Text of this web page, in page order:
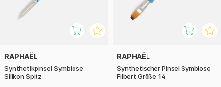
RAPHAËL
Synthetikpinsel Symbiose
Silikon Spitz
RAPHAËL
Synthetischer Pinsel Symbiose
Filbert Größe 14